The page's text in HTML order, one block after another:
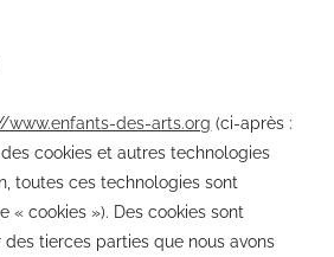
www.enfants-des-arts.org (ci-après :
cookies et autres technologies
toutes ces technologies sont
« cookies »). Des cookies sont
tierces parties que nous avons